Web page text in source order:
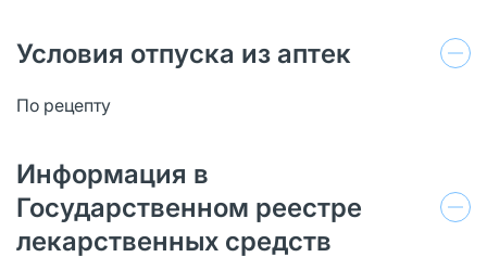
Условия отпуска из аптек
По рецепту
Информация в
Государственном реестре
лекарственных средств